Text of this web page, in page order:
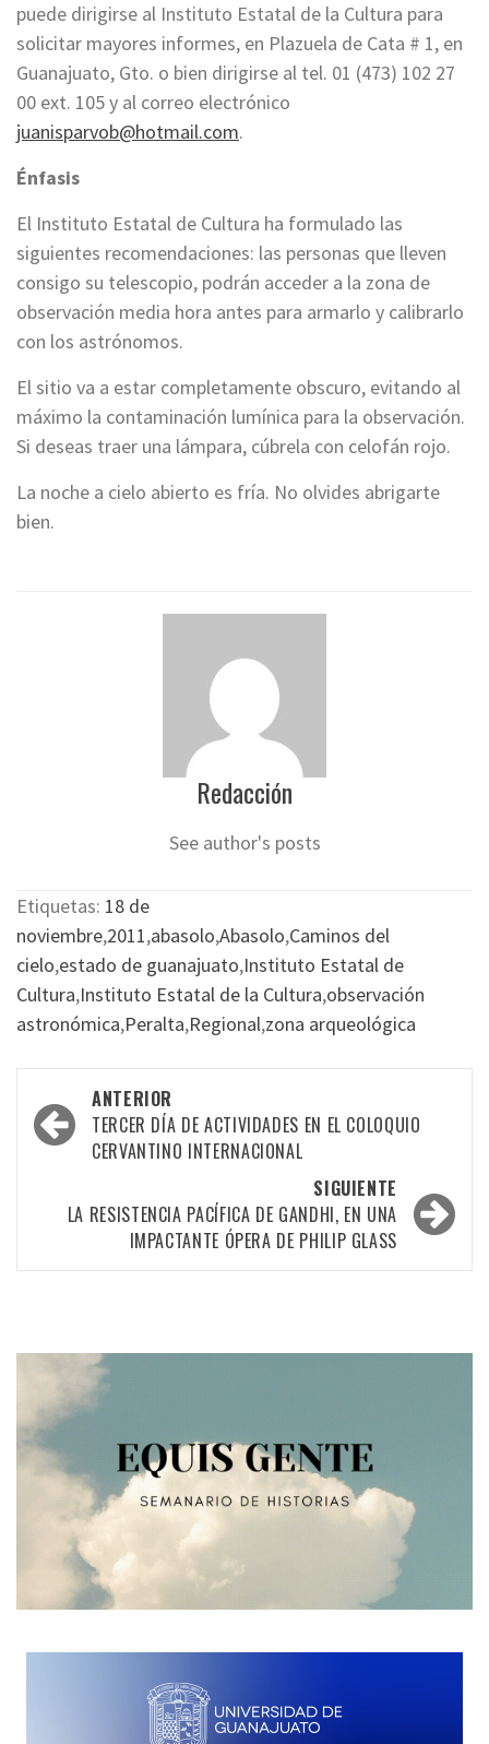
puede dirigirse al Instituto Estatal de la Cultura para
solicitar mayores informes, en Plazuela de Cata # 1, en
Guanajuato, Gto. o bien dirigirse al tel. 01 (473) 102 27
00 ext. 105 y al correo electrónico
juanisparvob@hotmail.com.
Énfasis
El Instituto Estatal de Cultura ha formulado las
siguientes recomendaciones: las personas que lleven
consigo su telescopio, podrán acceder a la zona de
observación media hora antes para armarlo y calibrarlo
con los astrónomos.
El sitio va a estar completamente obscuro, evitando al
máximo la contaminación lumínica para la observación.
Si deseas traer una lámpara, cúbrela con celofán rojo.
La noche a cielo abierto es fría. No olvides abrigarte
bien.
Redacción
See author's posts
Etiquetas: 18 de
noviembre,2011,abasolo,Abasolo,Caminos del
cielo,estado de guanajuato,Instituto Estatal de
Cultura,Instituto Estatal de la Cultura,observación
astronómica,Peralta,Regional,zona arqueológica
Navegación
por
entradas
ANTERIOR
TERCER DÍA DE ACTIVIDADES EN EL COLOQUIO
CERVANTINO INTERNACIONAL
SIGUIENTE
LA RESISTENCIA PACÍFICA DE GANDHI, EN UNA
IMPACTANTE ÓPERA DE PHILIP GLASS